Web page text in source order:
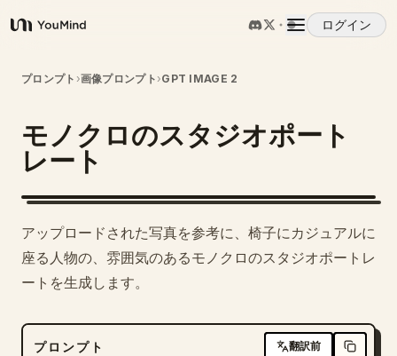
YouMind
ログイン
概要
ユースケース
スキル
プロンプト
プロンプト ›画像プロンプト ›GPT IMAGE 2
モノクロのスタジオポート
レート
1
アップロードされた写真を参考に、椅子にカジュアルに
座る人物の、雰囲気のあるモノクロのスタジオポートレ
ートを生成します。
プロンプト 翻訳前